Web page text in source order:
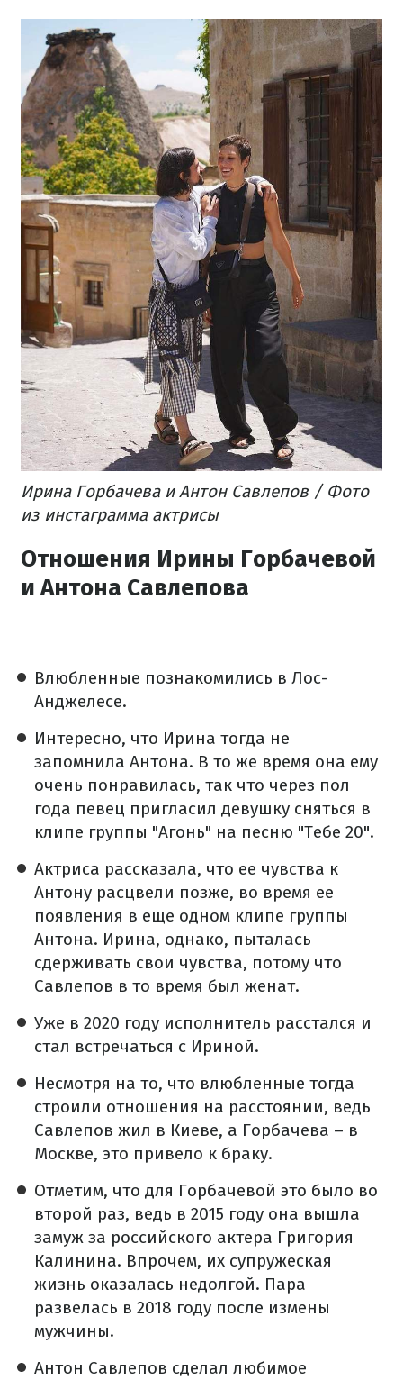
Ирина Горбачева и Антон Савлепов / Фото
из инстаграмма актрисы
Отношения Ирины Горбачевой
и Антона Савлепова
Влюбленные познакомились в Лос-
Анджелесе.
Интересно, что Ирина тогда не
запомнила Антона. В то же время она ему
очень понравилась, так что через пол
года певец пригласил девушку сняться в
клипе группы "Агонь" на песню "Тебе 20".
Актриса рассказала, что ее чувства к
Антону расцвели позже, во время ее
появления в еще одном клипе группы
Антона. Ирина, однако, пыталась
сдерживать свои чувства, потому что
Савлепов в то время был женат.
Уже в 2020 году исполнитель расстался и
стал встречаться с Ириной.
Несмотря на то, что влюбленные тогда
строили отношения на расстоянии, ведь
Савлепов жил в Киеве, а Горбачева – в
Москве, это привело к браку.
Отметим, что для Горбачевой это было во
второй раз, ведь в 2015 году она вышла
замуж за российского актера Григория
Калинина. Впрочем, их супружеская
жизнь оказалась недолгой. Пара
развелась в 2018 году после измены
мужчины.
Антон Савлепов сделал любимое